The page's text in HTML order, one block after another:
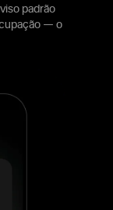
padrão
— o